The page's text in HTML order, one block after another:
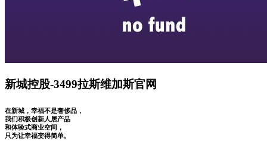
新城控股-3499拉斯维加斯官网
在新城，幸福不是奢侈品，
我们积极创新人居产品
和体验式商业空间，
只为让幸福变得简单。